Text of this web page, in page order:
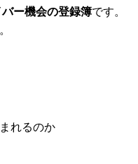
ー機会の登録簿です。
れるのか